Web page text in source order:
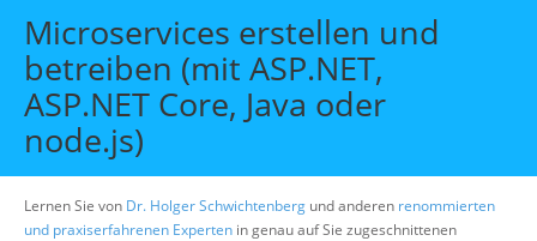
Beratung
Individuelle Schulungen
Offene Seminare
Über uns
Microservices erstellen und
betreiben (mit ASP.NET,
ASP.NET Core, Java oder
node.js)
Lernen Sie von Dr. Holger Schwichtenberg und anderen renommierten
und praxiserfahrenen Experten in genau auf Sie zugeschnittenen